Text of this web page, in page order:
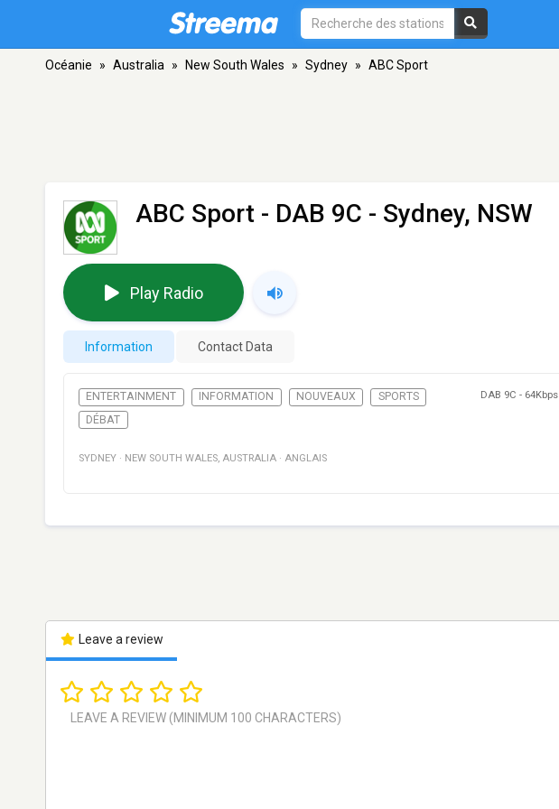
Océanie » Australia » New South Wales » Sydney » ABC Sport
ABC Sport - DAB 9C - Sydney, NSW
Play Radio
Information Contact Data
ENTERTAINMENT INFORMATION NOUVEAUX
SPORTS
DÉBAT
DAB 9C - 64Kbps
SYDNEY · NEW SOUTH WALES, AUSTRALIA · ANGLAIS
Leave a review